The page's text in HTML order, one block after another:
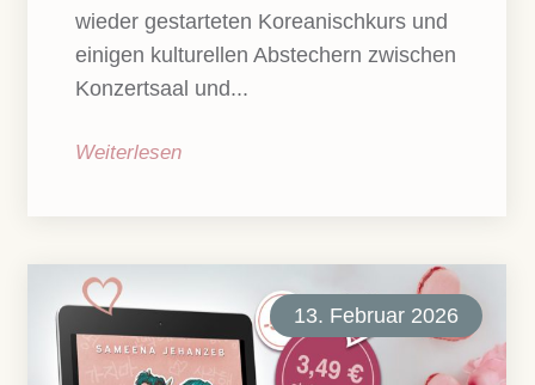
wieder gestarteten Koreanischkurs und
einigen kulturellen Abstechern zwischen
Konzertsaal und...
Weiterlesen
13. Februar 2026